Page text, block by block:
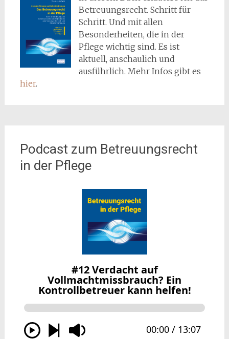
Betreuungsrecht. Schritt für
Schritt. Und mit allen
Besonderheiten, die in der
Pflege wichtig sind. Es ist
aktuell, anschaulich und
ausführlich. Mehr Infos gibt es
hier.
Podcast zum Betreuungsrecht
in der Pflege